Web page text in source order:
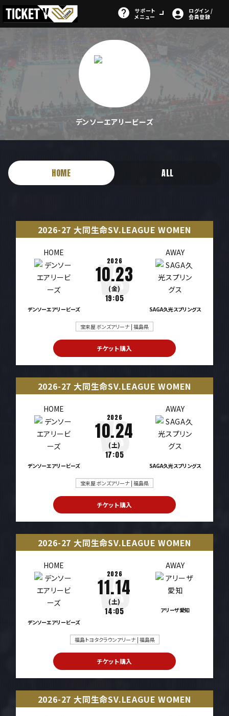
サポート
メニュー
ログイン /
会員登録
デンソーエアリービーズ
HOME ALL
2026-27 大同生命SV.LEAGUE WOMEN
HOME
デンソーエアリービーズ
2026
10.23
(金)
19:05
AWAY
SAGA久光スプリングス
宝来屋 ボンズアリーナ | 福島県
チケット購入
2026-27 大同生命SV.LEAGUE WOMEN
HOME
デンソーエアリービーズ
2026
10.24
(土)
17:05
AWAY
SAGA久光スプリングス
宝来屋 ボンズアリーナ | 福島県
チケット購入
2026-27 大同生命SV.LEAGUE WOMEN
HOME
デンソーエアリービーズ
2026
11.14
(土)
14:05
AWAY
アリーザ愛知
福島トヨタクラウンアリーナ | 福島県
チケット購入
2026-27 大同生命SV.LEAGUE WOMEN